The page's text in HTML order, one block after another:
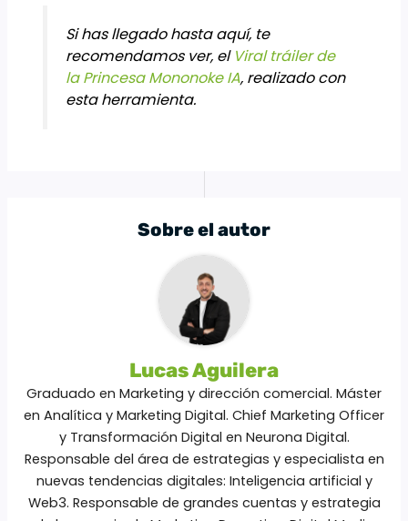
Si has llegado hasta aquí, te
recomendamos ver, elViral tráiler de
la Princesa Mononoke IA, realizado con
esta herramienta.
Sobre el autor
Lucas Aguilera
Graduado en Marketing y dirección comercial. Máster
en Analítica y Marketing Digital. Chief Marketing Officer
y Transformación Digital en Neurona Digital.
Responsable del área de estrategias y especialista en
nuevas tendencias digitales: Inteligencia artificial y
Web3. Responsable de grandes cuentas y estrategia